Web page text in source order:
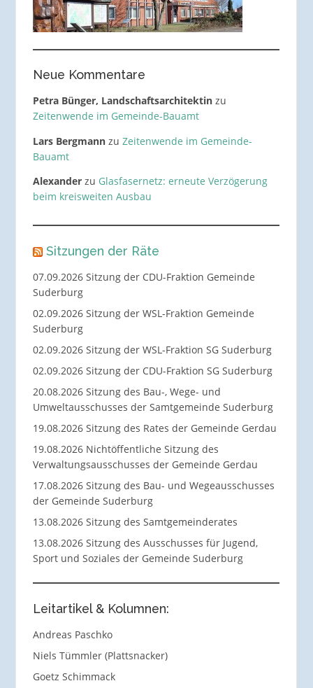
Neue Kommentare
Petra Bünger, Landschaftsarchitektinzu
Zeitenwende im Gemeinde-Bauamt
Lars Bergmannzu Zeitenwende im Gemeinde-
Bauamt
Alexanderzu Glasfasernetz: erneute Verzögerung
beim kreisweiten Ausbau
Sitzungen der Räte
07.09.2026 Sitzung der CDU-Fraktion Gemeinde
Suderburg
02.09.2026 Sitzung der WSL-Fraktion Gemeinde
Suderburg
02.09.2026 Sitzung der WSL-Fraktion SG Suderburg
02.09.2026 Sitzung der CDU-Fraktion SG Suderburg
20.08.2026 Sitzung des Bau-, Wege- und
Umweltausschusses der Samtgemeinde Suderburg
19.08.2026 Sitzung des Rates der Gemeinde Gerdau
19.08.2026 Nichtöffentliche Sitzung des
Verwaltungsausschusses der Gemeinde Gerdau
17.08.2026 Sitzung des Bau- und Wegeausschusses
der Gemeinde Suderburg
13.08.2026 Sitzung des Samtgemeinderates
13.08.2026 Sitzung des Ausschusses für Jugend,
Sport und Soziales der Gemeinde Suderburg
Leitartikel & Kolumnen:
Andreas Paschko
Niels Tümmler (Plattsnacker)
Goetz Schimmack